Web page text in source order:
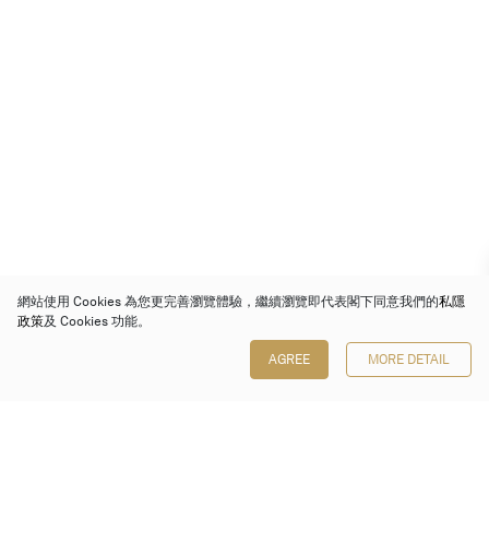
網站使用 Cookies 為您更完善瀏覽體驗，繼續瀏覽即代表閣下同意我們的私隱
政策及 Cookies 功能。
AGREE MORE DETAIL